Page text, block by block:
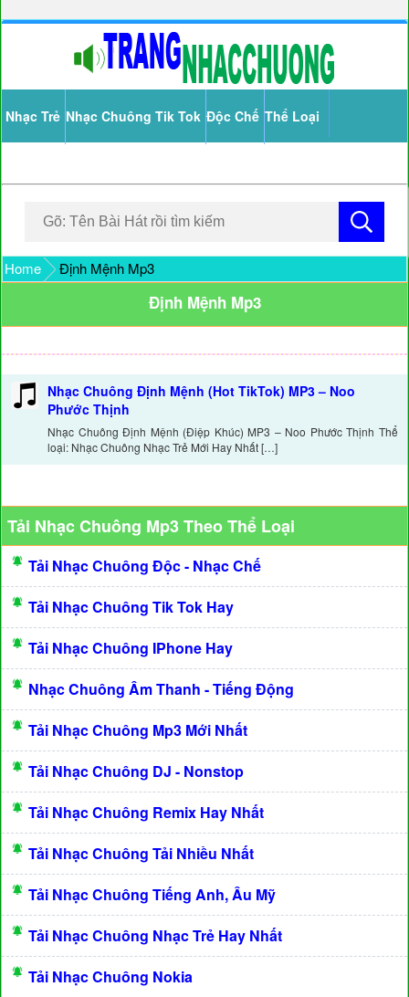
Nhạc Trẻ Nhạc Chuông Tik Tok Độc Chế Thể Loại
Home Định Mệnh Mp3
Định Mệnh Mp3
Nhạc Chuông Định Mệnh (Hot TikTok) MP3 – Noo
Phước Thịnh
Nhạc Chuông Định Mệnh (Điệp Khúc) MP3 – Noo Phước Thịnh Thể
loại: Nhạc Chuông Nhạc Trẻ Mới Hay Nhất […]
Tải Nhạc Chuông Mp3 Theo Thể Loại
Tải Nhạc Chuông Độc - Nhạc Chế
Tải Nhạc Chuông Tik Tok Hay
Tải Nhạc Chuông IPhone Hay
Nhạc Chuông Âm Thanh - Tiếng Động
Tải Nhạc Chuông Mp3 Mới Nhất
Tải Nhạc Chuông DJ - Nonstop
Tải Nhạc Chuông Remix Hay Nhất
Tải Nhạc Chuông Tải Nhiều Nhất
Tải Nhạc Chuông Tiếng Anh, Âu Mỹ
Tải Nhạc Chuông Nhạc Trẻ Hay Nhất
Tải Nhạc Chuông Nokia